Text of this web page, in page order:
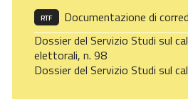
RTF
Documentazione di
Dossier del Servizio Studi sul
elettorali, n. 98
Dossier del Servizio Studi sul